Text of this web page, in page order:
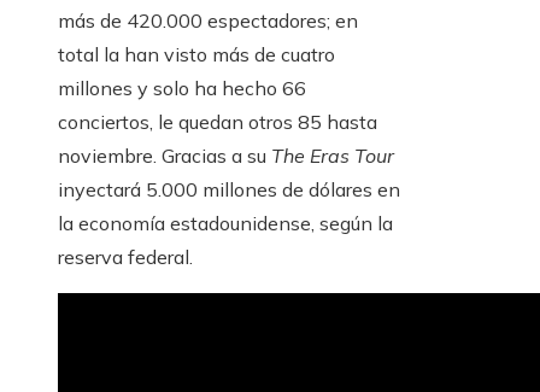
más de 420.000 espectadores; en
total la han visto más de cuatro
millones y solo ha hecho 66
conciertos, le quedan otros 85 hasta
noviembre. Gracias a su The Eras Tour
inyectará 5.000 millones de dólares en
la economía estadounidense, según la
reserva federal.